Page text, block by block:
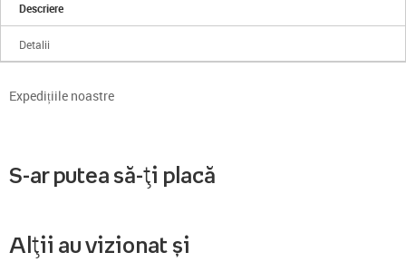
Descriere
Detalii
Expedițiile noastre
S-ar putea să-ți placă
Alții au vizionat și